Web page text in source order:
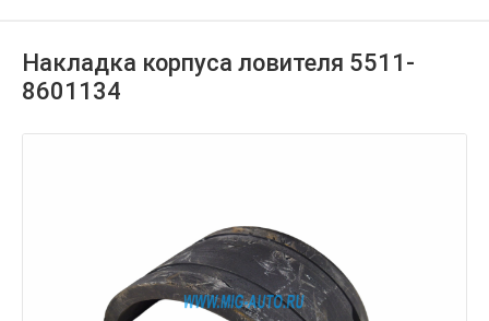
Накладка корпуса ловителя 5511-
8601134